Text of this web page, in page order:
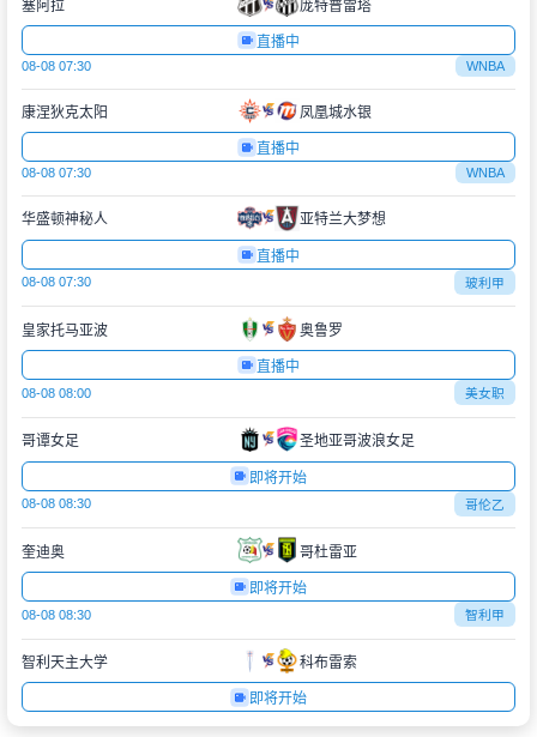
塞阿拉 庞特普雷塔
直播中
08-08 07:30 WNBA
康涅狄克太阳 凤凰城水银
直播中
08-08 07:30 WNBA
华盛顿神秘人 亚特兰大梦想
直播中
08-08 07:30 玻利甲
皇家托马亚波 奥鲁罗
直播中
08-08 08:00 美女职
哥谭女足 圣地亚哥波浪女足
即将开始
08-08 08:30 哥伦乙
奎迪奥 哥杜雷亚
即将开始
08-08 08:30 智利甲
智利天主大学 科布雷索
即将开始